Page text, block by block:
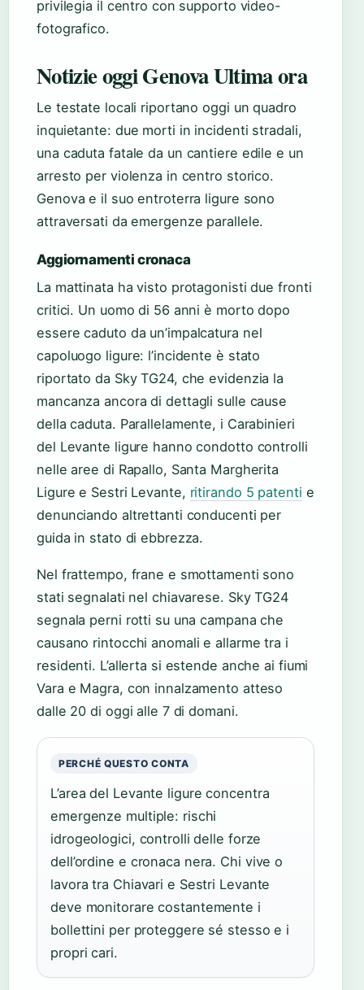
privilegia il centro con supporto video-
fotografico.
Notizie oggi Genova Ultima ora
Le testate locali riportano oggi un quadro
inquietante: due morti in incidenti stradali,
una caduta fatale da un cantiere edile e un
arresto per violenza in centro storico.
Genova e il suo entroterra ligure sono
attraversati da emergenze parallele.
Aggiornamenti cronaca
La mattinata ha visto protagonisti due fronti
critici. Un uomo di 56 anni è morto dopo
essere caduto da un’impalcatura nel
capoluogo ligure: l’incidente è stato
riportato da Sky TG24, che evidenzia la
mancanza ancora di dettagli sulle cause
della caduta. Parallelamente, i Carabinieri
del Levante ligure hanno condotto controlli
nelle aree di Rapallo, Santa Margherita
Ligure e Sestri Levante, ritirando 5 patenti e
denunciando altrettanti conducenti per
guida in stato di ebbrezza.
Nel frattempo, frane e smottamenti sono
stati segnalati nel chiavarese. Sky TG24
segnala perni rotti su una campana che
causano rintocchi anomali e allarme tra i
residenti. L’allerta si estende anche ai fiumi
Vara e Magra, con innalzamento atteso
dalle 20 di oggi alle 7 di domani.
PERCHÉ QUESTO CONTA
L’area del Levante ligure concentra
emergenze multiple: rischi
idrogeologici, controlli delle forze
dell’ordine e cronaca nera. Chi vive o
lavora tra Chiavari e Sestri Levante
deve monitorare costantemente i
bollettini per proteggere sé stesso e i
propri cari.